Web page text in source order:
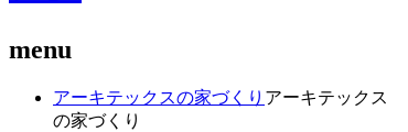
menu
アーキテックスの家づくり アーキテックス
の家づくり